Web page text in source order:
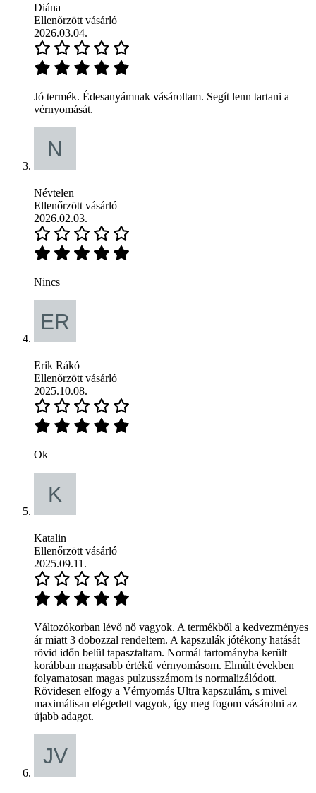
Diána
Ellenőrzött vásárló
2026.03.04.
Jó termék. Édesanyámnak vásároltam. Segít lenn tartani a
vérnyomását.
Névtelen
Ellenőrzött vásárló
2026.02.03.
Nincs
Erik Rákó
Ellenőrzött vásárló
2025.10.08.
Ok
Katalin
Ellenőrzött vásárló
2025.09.11.
Változókorban lévő nő vagyok. A termékből a kedvezményes
ár miatt 3 dobozzal rendeltem. A kapszulák jótékony hatását
rövid időn belül tapasztaltam. Normál tartományba került
korábban magasabb értékű vérnyomásom. Elmúlt években
folyamatosan magas pulzusszámom is normalizálódott.
Rövidesen elfogy a Vérnyomás Ultra kapszulám, s mivel
maximálisan elégedett vagyok, így meg fogom vásárolni az
újabb adagot.